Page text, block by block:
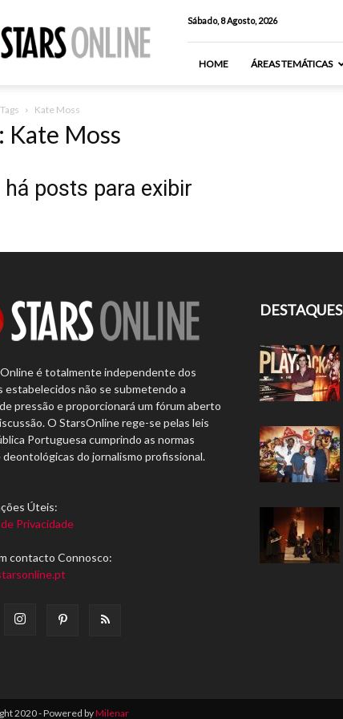
Sábado, 8 Agosto, 2026
HOME ÁREAS TEMÁTICAS
Tags Kate Moss
Kate Moss
há posts para exibir
é totalmente independente dos
estabelecidos não se submetendo a
pressão e proporcionará um fórum aberto
O StarsOnline rege-se pelas leis
Portuguesa cumprindo as normas
deontológicas do jornalismo profissional.
Úteis:
Privacidade
contacto Connosco:
DESTAQUES
2020 - Powered byMilenar